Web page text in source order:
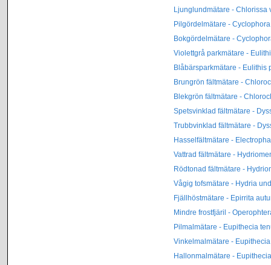
Ljunglundmätare - Chlorissa
Pilgördelmätare -
Bokgördelmätare -
Violettgrå parkmätare -
Blåbärsparkmätare - Eulithis
Brungrön fältmätare -
Blekgrön fältmätare -
Spetsvinklad fältmätare -
Trubbvinklad fältmätare -
Hasselfältmätare -
Vattrad fältmätare -
Rödtonad fältmätare -
Vågig tofsmätare - Hydria
Fjällhöstmätare - Epirrita
Mindre frostfjäril -
Pilmalmätare - Eupithecia
Vinkelmalmätare -
Hallonmalmätare -